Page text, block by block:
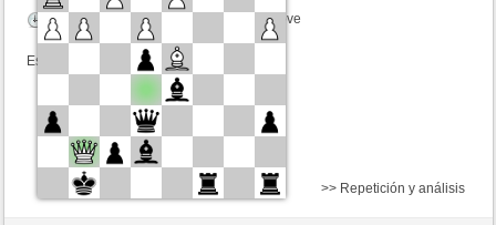
Tiempo: 9 minutes/side + 9 seconds/move
Esta partida es por puntos
>> Repetición y análisis